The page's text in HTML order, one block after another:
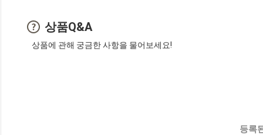
상품Q&A
상품에 관해 궁금한 사항을 물어보세요!
등록